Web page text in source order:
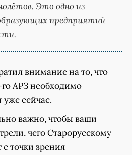
Это одно из
предприятий
внимание на то, что
го АРЗ необходимо
уже сейчас.
важно, чтобы ваши
чего Старорусскому
с точки зрения